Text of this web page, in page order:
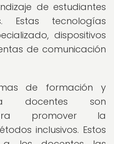
de estudiantes
Estas tecnologías
dispositivos
de comunicación
de formación y
docentes son
promover la
inclusivos. Estos